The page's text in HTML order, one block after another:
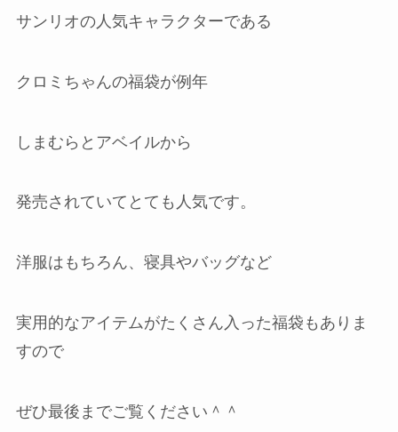
サンリオの人気キャラクターである
クロミちゃんの福袋が例年
しまむらとアベイルから
発売されていてとても人気です。
洋服はもちろん、寝具やバッグなど
実用的なアイテムがたくさん入った福袋もありま
すので
ぜひ最後までご覧ください＾＾